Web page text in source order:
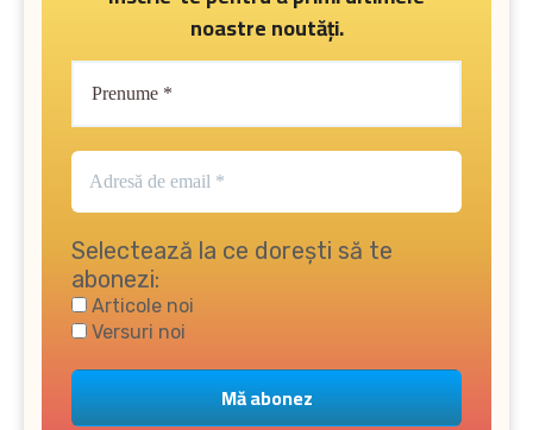
noastre noutăți.
Selectează la ce dorești să te
abonezi:
Articole noi
Versuri noi